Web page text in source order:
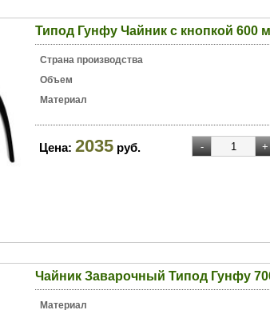
Типод Гунфу Чайник с кнопкой 600
Страна производства
Объем
Материал
Цена: 2035 руб.
Чайник Заварочный Типод Гунфу
Материал